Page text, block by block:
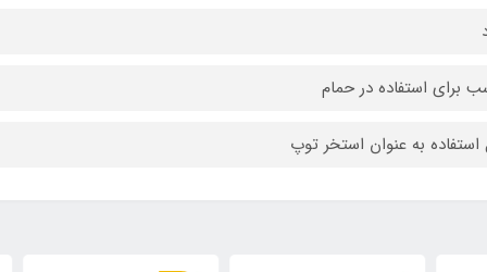
برای استفاده در حمام
استفاده به عنوان استخر توپ